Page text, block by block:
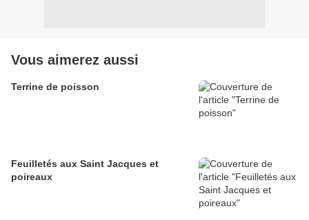
Vous aimerez aussi
Terrine de poisson
Feuilletés aux Saint Jacques et
poireaux